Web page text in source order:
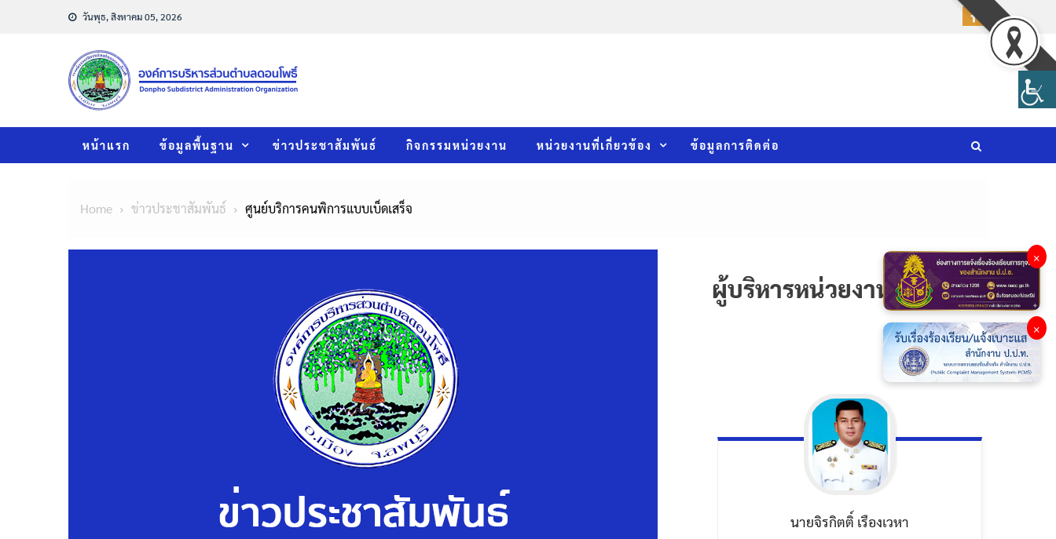
วันพุธ, สิงหาคม 05, 2026
หน้าแรก ข้อมูลพื้นฐาน ข่าวประชาสัมพันธ์ กิจกรรมหน่วยงาน หน่วยงานที่เกี่ยวข้อง ข้อมูลการติดต่อ
Home ข่าวประชาสัมพันธ์ ศูนย์บริการคนพิการแบบเบ็ดเสร็จ
ผู้บริหารหน่วยงาน
นายจิรกิตติ์ เรืองเวหา
×
×